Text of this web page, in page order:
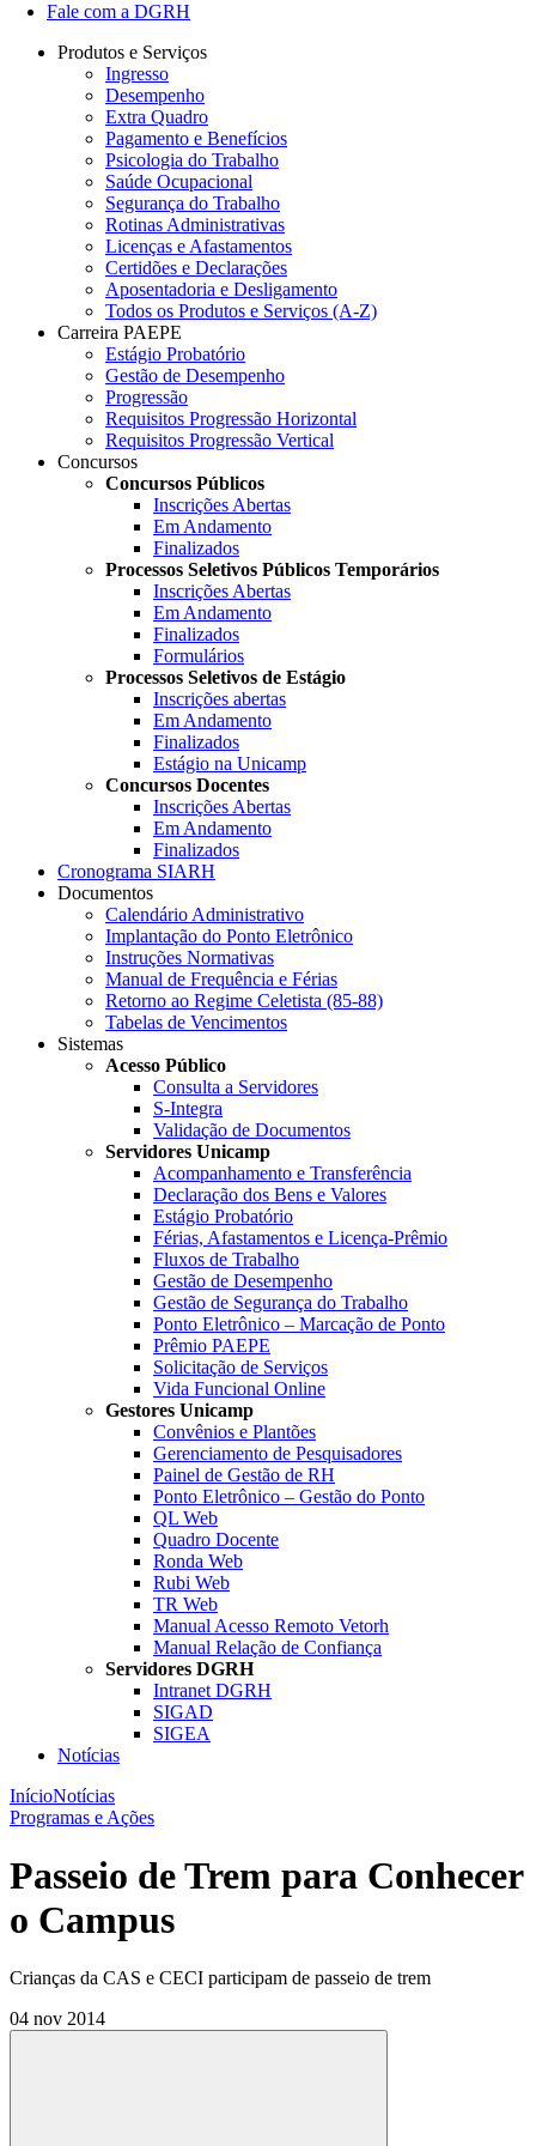
Fale com a DGRH
Produtos e Serviços
Ingresso
Desempenho
Extra Quadro
Pagamento e Benefícios
Psicologia do Trabalho
Saúde Ocupacional
Segurança do Trabalho
Rotinas Administrativas
Licenças e Afastamentos
Certidões e Declarações
Aposentadoria e Desligamento
Todos os Produtos e Serviços (A-Z)
Carreira PAEPE
Estágio Probatório
Gestão de Desempenho
Progressão
Requisitos Progressão Horizontal
Requisitos Progressão Vertical
Concursos
Concursos Públicos
Inscrições Abertas
Em Andamento
Finalizados
Processos Seletivos Públicos Temporários
Inscrições Abertas
Em Andamento
Finalizados
Formulários
Processos Seletivos de Estágio
Inscrições abertas
Em Andamento
Finalizados
Estágio na Unicamp
Concursos Docentes
Inscrições Abertas
Em Andamento
Finalizados
Cronograma SIARH
Documentos
Calendário Administrativo
Implantação do Ponto Eletrônico
Instruções Normativas
Manual de Frequência e Férias
Retorno ao Regime Celetista (85-88)
Tabelas de Vencimentos
Sistemas
Acesso Público
Consulta a Servidores
S-Integra
Validação de Documentos
Servidores Unicamp
Acompanhamento e Transferência
Declaração dos Bens e Valores
Estágio Probatório
Férias, Afastamentos e Licença-Prêmio
Fluxos de Trabalho
Gestão de Desempenho
Gestão de Segurança do Trabalho
Ponto Eletrônico – Marcação de Ponto
Prêmio PAEPE
Solicitação de Serviços
Vida Funcional Online
Gestores Unicamp
Convênios e Plantões
Gerenciamento de Pesquisadores
Painel de Gestão de RH
Ponto Eletrônico – Gestão do Ponto
QL Web
Quadro Docente
Ronda Web
Rubi Web
TR Web
Manual Acesso Remoto Vetorh
Manual Relação de Confiança
Servidores DGRH
Intranet DGRH
SIGAD
SIGEA
Notícias
InícioNotícias
Programas e Ações
Passeio de Trem para Conhecer
o Campus
Crianças da CAS e CECI participam de passeio de trem
04 nov 2014